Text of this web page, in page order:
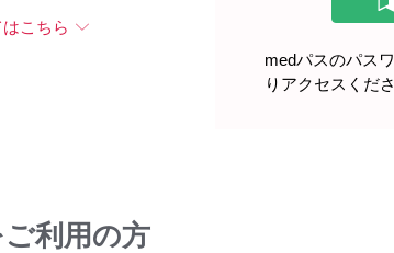
こちら
medパスのパス
りアクセスくださ
利用の方